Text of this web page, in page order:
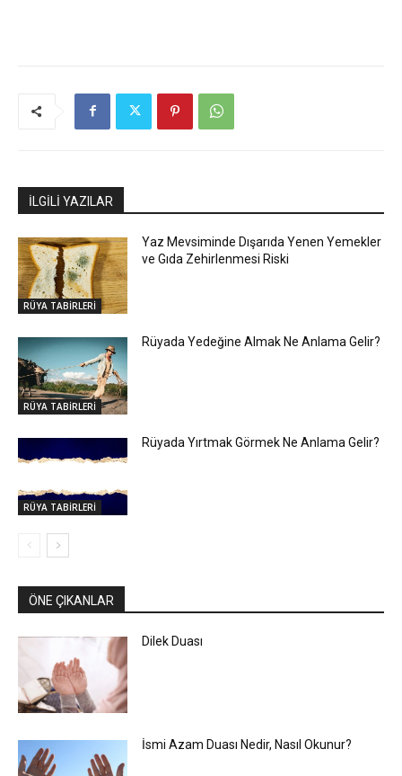
İLGİLİ YAZILAR
RÜYA TABİRLERİ
Yaz Mevsiminde Dışarıda Yenen Yemekler
ve Gıda Zehirlenmesi Riski
RÜYA TABİRLERİ
Rüyada Yedeğine Almak Ne Anlama Gelir?
RÜYA TABİRLERİ
Rüyada Yırtmak Görmek Ne Anlama Gelir?
ÖNE ÇIKANLAR
Dilek Duası
İsmi Azam Duası Nedir, Nasıl Okunur?